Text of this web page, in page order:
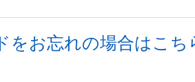
をお忘れの場合はこち